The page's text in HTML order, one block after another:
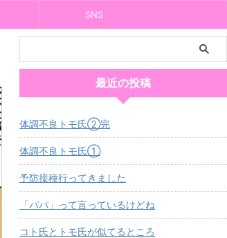
SNS
最近の投稿
体調不良トモ氏②完
体調不良トモ氏①
予防接種行ってきました
「パパ」って言っているけどね
コト氏とトモ氏が似てるところ